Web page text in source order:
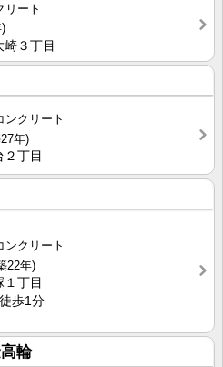
リート
３丁目
ンクリート
年)
丁目
ンクリート
22年)
丁目
歩1分
輪